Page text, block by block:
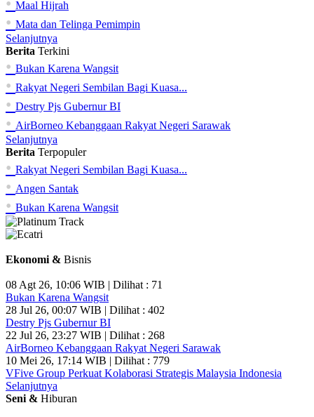
Maal Hijrah
• Mata dan Telinga Pemimpin
Selanjutnya
Berita Terkini
• Bukan Karena Wangsit
• Rakyat Negeri Sembilan Bagi Kuasa...
• Destry Pjs Gubernur BI
• AirBorneo Kebanggaan Rakyat Negeri Sarawak
Selanjutnya
Berita Terpopuler
• Rakyat Negeri Sembilan Bagi Kuasa...
• Angen Santak
• Bukan Karena Wangsit
Ekonomi & Bisnis
08 Agt 26, 10:06 WIB | Dilihat : 71
Bukan Karena Wangsit
28 Jul 26, 00:07 WIB | Dilihat : 402
Destry Pjs Gubernur BI
22 Jul 26, 23:27 WIB | Dilihat : 268
AirBorneo Kebanggaan Rakyat Negeri Sarawak
10 Mei 26, 17:14 WIB | Dilihat : 779
VFive Group Perkuat Kolaborasi Strategis Malaysia Indonesia
Selanjutnya
Seni & Hiburan